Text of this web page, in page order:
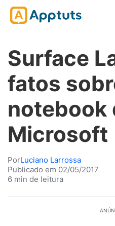
Surface
fatos
notebook
Microsoft
PorLuciano Larrossa
Publicado em 02/05/2017
6 min de leitura